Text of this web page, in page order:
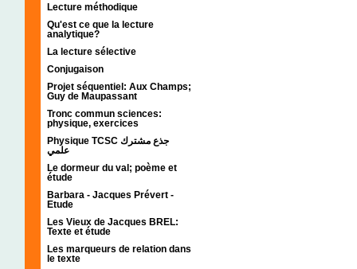
Lecture méthodique
Qu'est ce que la lecture
analytique?
La lecture sélective
Conjugaison
Projet séquentiel: Aux Champs;
Guy de Maupassant
Tronc commun sciences:
physique, exercices
Physique TCSC جذع مشترك
علمي
Le dormeur du val; poème et
étude
Barbara - Jacques Prévert -
Etude
Les Vieux de Jacques BREL:
Texte et étude
Les marqueurs de relation dans
le texte